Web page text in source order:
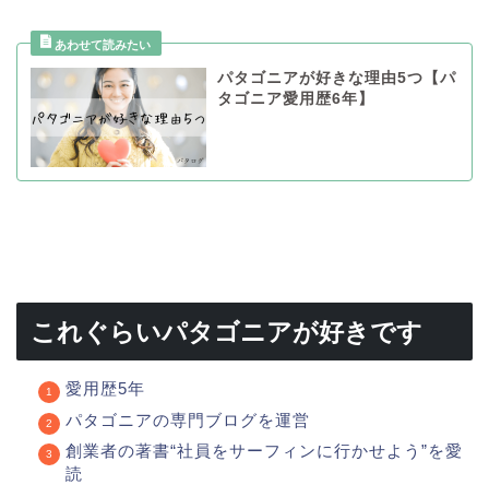
パタゴニアが好きな理由5つ【パ
タゴニア愛用歴6年】
これぐらいパタゴニアが好きです
愛用歴5年
パタゴニアの専門ブログを運営
創業者の著書“社員をサーフィンに行かせよう”を愛
読